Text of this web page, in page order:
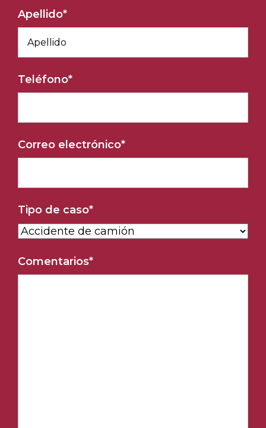
Apellido*
Teléfono*
Correo electrónico*
Tipo de caso*
Comentarios*